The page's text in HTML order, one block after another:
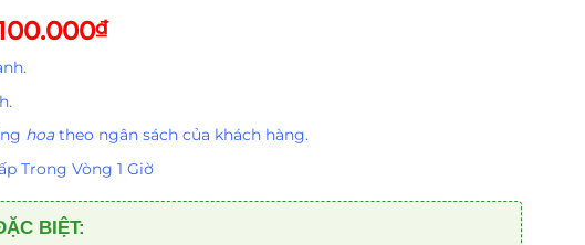
₫Giá
1.100.000₫.
hoatheo ngân sách của khách hàng.
Trong Vòng 1 Giờ
BIỆT: